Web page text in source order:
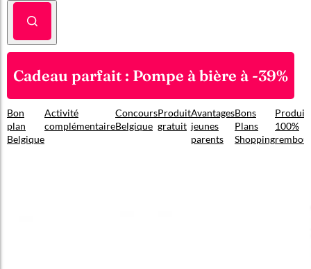
Cadeau parfait : Pompe à bière à -39%
Bon
plan
Belgique
Activité
complémentaire
Concours
Belgique
Produit
gratuit
Avantages
jeunes
parents
Bons
Plans
Shopping
Produit
100%